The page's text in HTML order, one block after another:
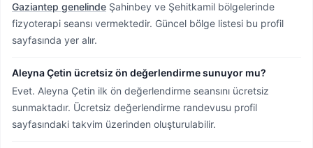
Gaziantep genelinde Şahinbey ve Şehitkamil bölgelerinde
fizyoterapi seansı vermektedir. Güncel bölge listesi bu profil
sayfasında yer alır.
Aleyna Çetin ücretsiz ön değerlendirme sunuyor mu?
Evet. Aleyna Çetin ilk ön değerlendirme seansını ücretsiz
sunmaktadır. Ücretsiz değerlendirme randevusu profil
sayfasındaki takvim üzerinden oluşturulabilir.